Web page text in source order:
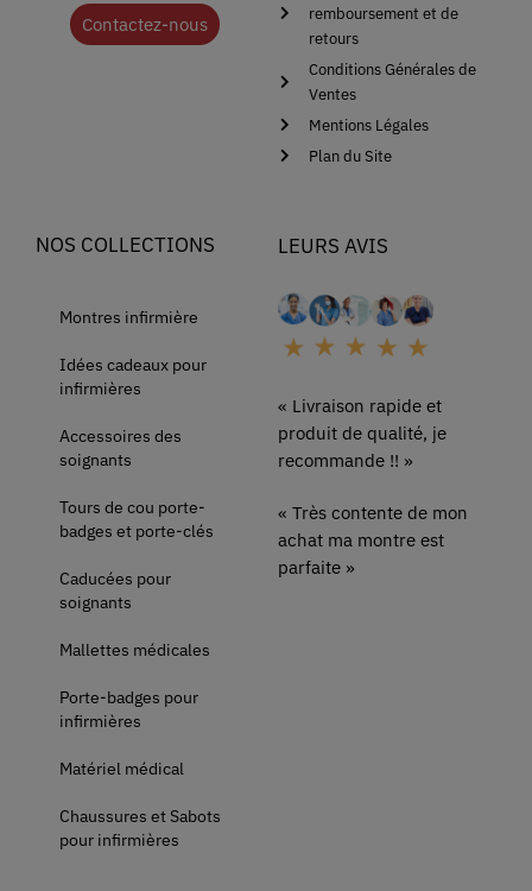
Contactez-nous
remboursement et de
retours
Conditions Générales de
Ventes
Mentions Légales
Plan du Site
NOS COLLECTIONS
Montres infirmière
Idées cadeaux pour
infirmières
Accessoires des
soignants
Tours de cou porte-
badges et porte-clés
Caducées pour
soignants
Mallettes médicales
Porte-badges pour
infirmières
Matériel médical
Chaussures et Sabots
pour infirmières
LEURS AVIS
« Livraison rapide et
produit de qualité, je
recommande !! »
« Très contente de mon
achat ma montre est
parfaite »